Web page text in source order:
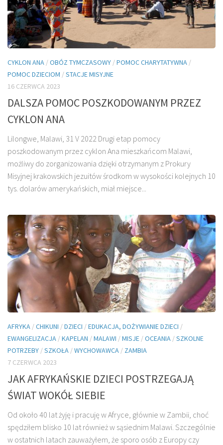
CYKLON ANA /OBÓZ TYMCZASOWY /POMOC CHARYTATYWNA /
POMOC DZIECIOM /STACJE MISYJNE
16 CZERWCA 2023
DALSZA POMOC POSZKODOWANYM PRZEZ
CYKLON ANA
Lilongwe, Malawi, 31 V 2022 Drugi etap pomocy
poszkodowanym przez cyklon Ana mieszkańcom Malawi,
możliwy do zorganizowania dzięki otrzymanym z Prokury
Misyjnej krakowskich jezuitów środkom w wysokości kolejnych 10
tys. dolarów amerykańskich, miał miejsce...
AFRYKA /CHIKUNI /DZIECI /EDUKACJA, DOŻYWIANIE DZIECI /
EWANGELIZACJA /KAPELAN /MALAWI /MISJE /OCEANIA /SZKOLNE
POTRZEBY /SZKOŁA /WYCHOWAWCA / ZAMBIA
7 CZERWCA 2023
JAK AFRYKAŃSKIE DZIECI POSTRZEGAJĄ
ŚWIAT WOKÓŁ SIEBIE
Od około 40 lat żyję i pracuję w Afryce, głównie w Zambii, choć
spędziłem blisko 10 lat również w sąsiednim Malawi. Szczególnie
w ostatnich latach zauważyłem, że sporo osób z Europy czy